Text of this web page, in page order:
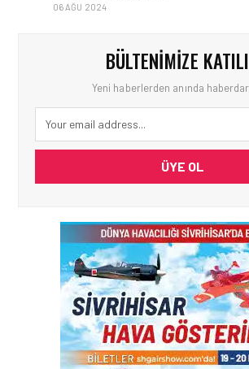
06 AĞU 2024
BÜLTENIMIZE
Yeni haberlerden anında
ÜYE OL